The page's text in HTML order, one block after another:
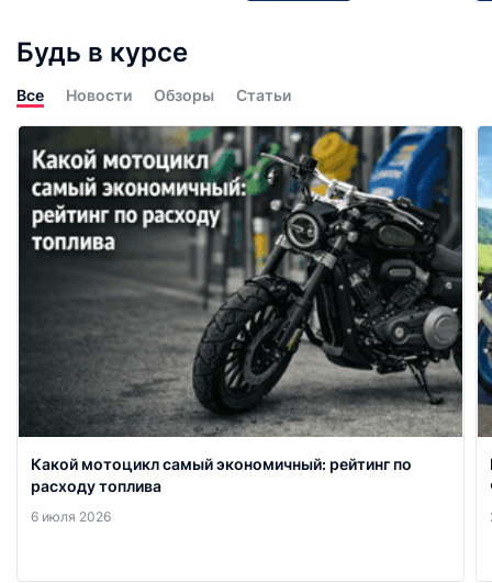
Будь в курсе
Все Новости Обзоры Статьи
Какой мотоцикл самый экономичный: рейтинг по
расходу топлива
6 июля 2026